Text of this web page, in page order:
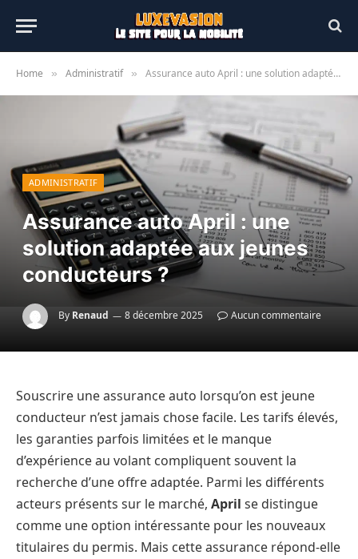
Home » Administratif » Assurance auto April : une solution adaptée aux jeunes conducteurs ?
ADMINISTRATIF
Assurance auto April : une
solution adaptée aux jeunes
conducteurs ?
By Renaud 8 décembre 2025 Aucun commentaire
Souscrire une assurance auto lorsqu’on est jeune
conducteur n’est jamais chose facile. Les tarifs élevés,
les garanties parfois limitées et le manque
d’expérience au volant compliquent souvent la
recherche d’une offre adaptée. Parmi les différents
acteurs présents sur le marché, April se distingue
comme une option intéressante pour les nouveaux
titulaires du permis. Mais cette assurance répond-elle